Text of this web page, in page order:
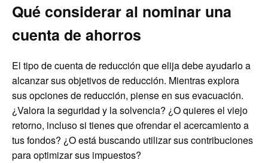
Qué considerar al nominar una
cuenta de ahorros
El tipo de cuenta de reducción que elija debe ayudarlo a
alcanzar sus objetivos de reducción. Mientras explora
sus opciones de reducción, piense en sus evacuación.
¿Valora la seguridad y la solvencia? ¿O quieres el viejo
retorno, incluso si tienes que ofrendar el acercamiento a
tus fondos? ¿O está buscando utilizar sus contribuciones
para optimizar sus impuestos?